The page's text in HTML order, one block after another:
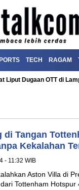
TECH RAGAM
Liput Dugaan OTT di
Tangan
Kekalahan
- 11:32 WIB
Aston Villa di
Tottenham Hotspur